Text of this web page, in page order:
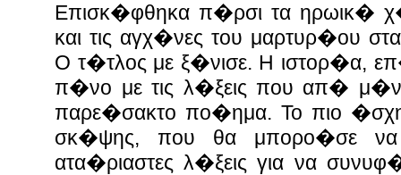
Επισκ�φθηκα π�ρσι τα ηρωικ�
και τις αγχ�νες του μαρτυρ�ου
Ο τ�τλος με ξ�νισε. Η ιστορ�α,
π�νο με τις λ�ξεις που απ�
παρε�σακτο πο�ημα. Το πιο
σκ�ψης, που θα μπορο�σε να
ατα�ριαστες λ�ξεις για να